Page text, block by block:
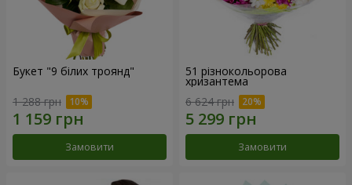
Букет "9 білих троянд"
1 288 грн
Замовити
51 різнокольорова
хризантема
6 624 грн
Замовити